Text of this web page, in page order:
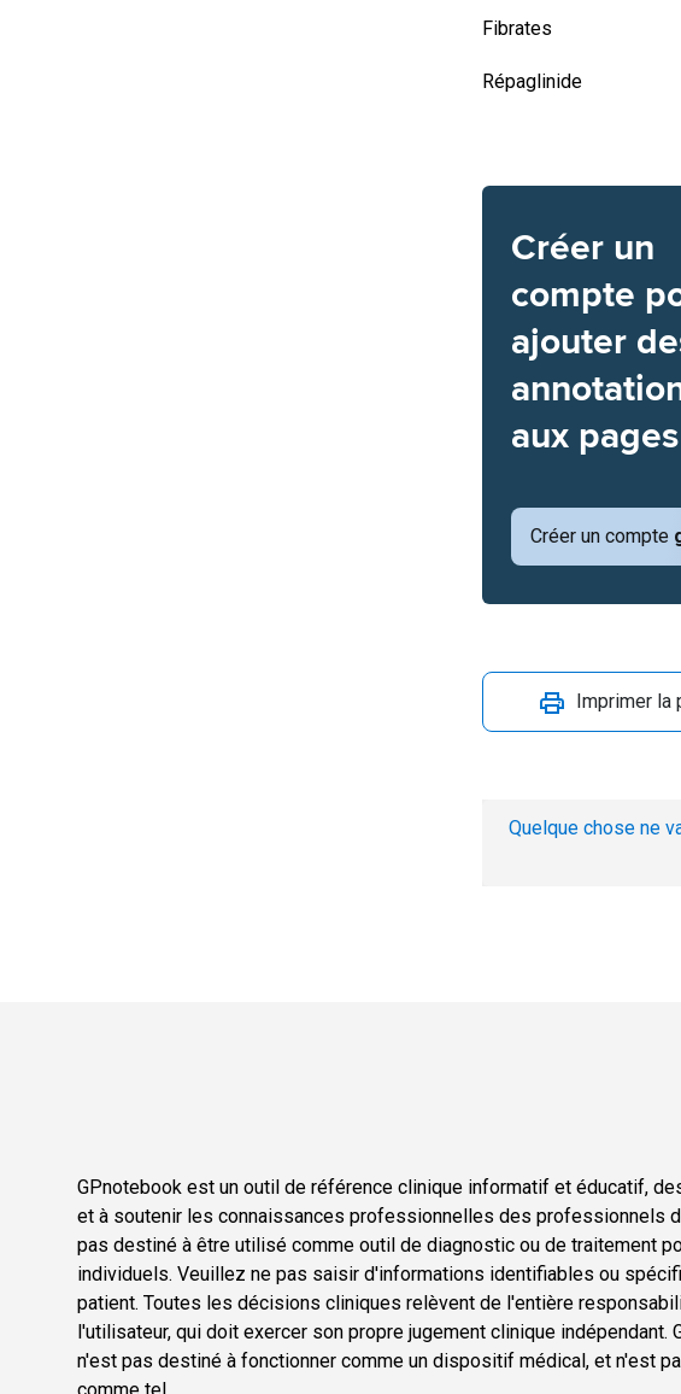
Fibrates
Répaglinide
Créer un
compte
ajouter
aux pages
Créer un compte
Imprimer la
Quelque chose ne
GPnotebook est un outil de référence clinique informatif et éducatif,
et à soutenir les connaissances professionnelles des professionnels
pas destiné à être utilisé comme outil de diagnostic ou de traitement
individuels. Veuillez ne pas saisir d'informations identifiables ou
patient. Toutes les décisions cliniques relèvent de l'entière
l'utilisateur, qui doit exercer son propre jugement clinique indépendant.
n'est pas destiné à fonctionner comme un dispositif médical, et n'est